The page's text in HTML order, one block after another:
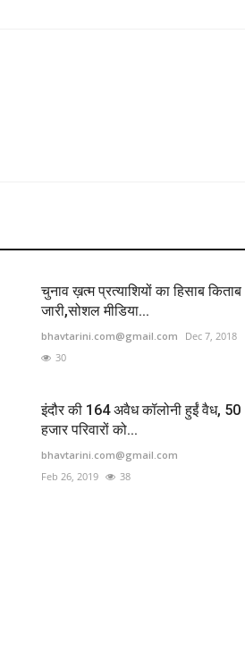
चुनाव ख़त्म प्रत्याशियों का हिसाब किताब
जारी,सोशल मीडिया...
bhavtarini.com@gmail.com
Dec 7, 2018
30
इंदौर की 164 अवैध कॉलोनी हुईं वैध, 50
हजार परिवारों को...
bhavtarini.com@gmail.com
Feb 26, 2019
38